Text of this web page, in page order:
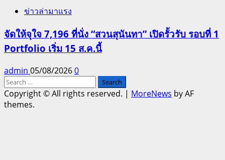
ข่าวล่ามาแรง
จัดให้จุใจ 7,196 ที่นั่ง “สวนสุนันทา” เปิดรั้วรับ รอบที่ 1
Portfolio เริ่ม 15 ส.ค.นี้
admin 05/08/20260
Search
for:
Copyright © All rights reserved. | MoreNews by AF
themes.